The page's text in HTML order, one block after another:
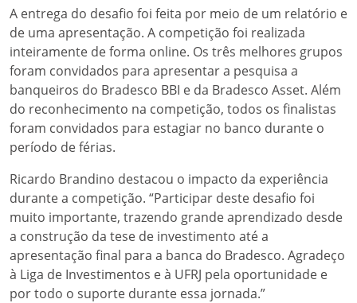
A entrega do desafio foi feita por meio de um relatório e
de uma apresentação. A competição foi realizada
inteiramente de forma online. Os três melhores grupos
foram convidados para apresentar a pesquisa a
banqueiros do Bradesco BBI e da Bradesco Asset. Além
do reconhecimento na competição, todos os finalistas
foram convidados para estagiar no banco durante o
período de férias.
Ricardo Brandino destacou o impacto da experiência
durante a competição. “Participar deste desafio foi
muito importante, trazendo grande aprendizado desde
a construção da tese de investimento até a
apresentação final para a banca do Bradesco. Agradeço
à Liga de Investimentos e à UFRJ pela oportunidade e
por todo o suporte durante essa jornada.”